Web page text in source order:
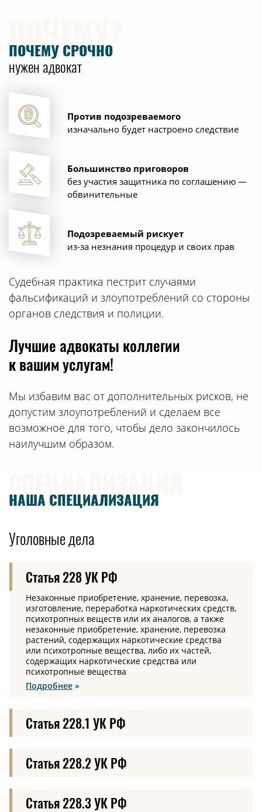
ПОЧЕМУ СРОЧНО
нужен адвокат
Против подозреваемого
изначально будет настроено следствие
Большинство приговоров
без участия защитника по соглашению —
обвинительные
Подозреваемый рискует
из-за незнания процедур и своих прав
Судебная практика пестрит случаями
фальсификаций и злоупотреблений со стороны
органов следствия и полиции.
Лучшие адвокаты коллегии
к вашим услугам!
Мы избавим вас от дополнительных рисков, не
допустим злоупотреблений и сделаем все
возможное для того, чтобы дело закончилось
наилучшим образом.
НАША СПЕЦИАЛИЗАЦИЯ
Уголовные дела
Статья 228 УК РФ
Незаконные приобретение, хранение, перевозка,
изготовление, переработка наркотических средств,
психотропных веществ или их аналогов, а также
незаконные приобретение, хранение, перевозка
растений, содержащих наркотические средства
или психотропные вещества, либо их частей,
содержащих наркотические средства или
психотропные вещества
Подробнее
Статья 228.1 УК РФ
Статья 228.2 УК РФ
Статья 228.3 УК РФ